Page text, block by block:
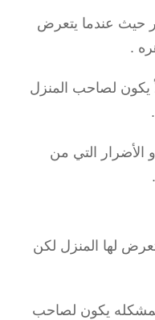
حيث عندما يتعرض
.
يكون لصاحب المنزل
الأضرار التي من
لها المنزل لكن
يكون لصاحب